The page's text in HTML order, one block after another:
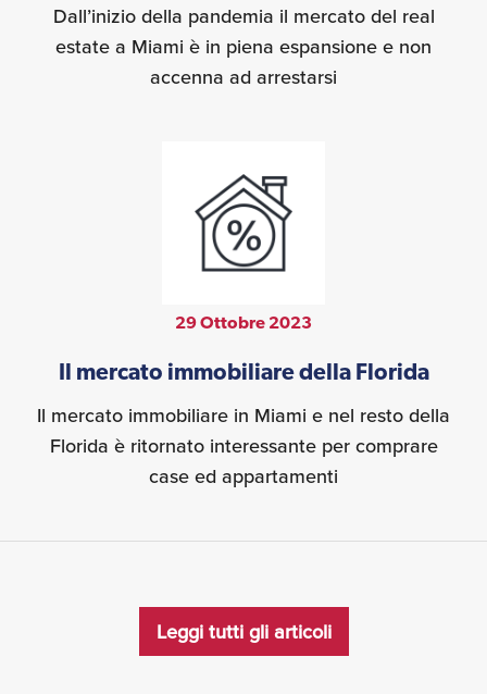
Dall’inizio della pandemia il mercato del real
estate a Miami è in piena espansione e non
accenna ad arrestarsi
29 Ottobre 2023
Il mercato immobiliare della Florida
Il mercato immobiliare in Miami e nel resto della
Florida è ritornato interessante per comprare
case ed appartamenti
Leggi tutti gli articoli